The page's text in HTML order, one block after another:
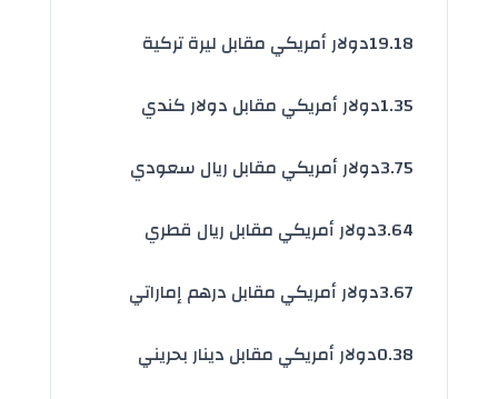
19.18دولار أمريكي مقابل ليرة تركية
1.35دولار أمريكي مقابل دولار كندي
3.75دولار أمريكي مقابل ريال سعودي
3.64دولار أمريكي مقابل ريال قطري
3.67دولار أمريكي مقابل درهم إماراتي
0.38دولار أمريكي مقابل دينار بحريني